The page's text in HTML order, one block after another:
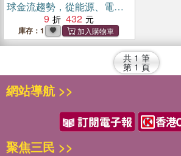
球金流趨勢，從能源、電池
到電動車，散戶穩健獲利的
投資機會
9 432
庫存：1
共 1 筆
第 1 頁
網站導航 >>
聚焦三民 >>